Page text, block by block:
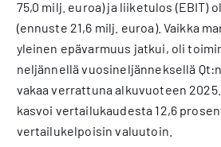
75,0 milj. euroa) ja liiketulos (EBIT)
(ennuste 21,6 milj. euroa). Vaikka
yleinen epävarmuus jatkui, oli
neljännellä vuosineljänneksellä
vakaa verrattuna alkuvuoteen
kasvoi vertailukaudesta 12,6
vertailukelpoisin valuutoin.